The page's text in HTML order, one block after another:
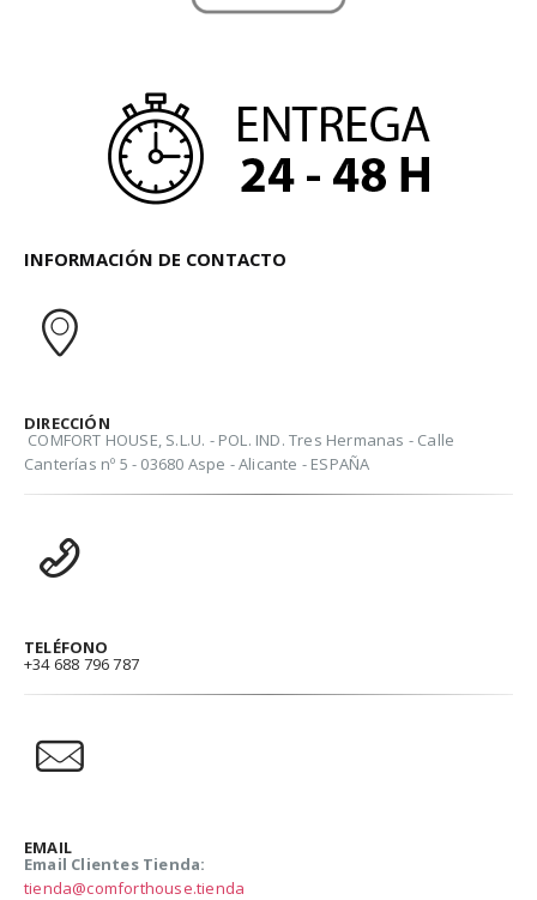
INFORMACIÓN DE CONTACTO
DIRECCIÓN
COMFORT HOUSE, S.L.U. - POL. IND. Tres Hermanas - Calle
Canterías nº 5 - 03680 Aspe - Alicante - ESPAÑA
TELÉFONO
+34 688 796 787
EMAIL
Email Clientes Tienda:
tienda@comforthouse.tienda